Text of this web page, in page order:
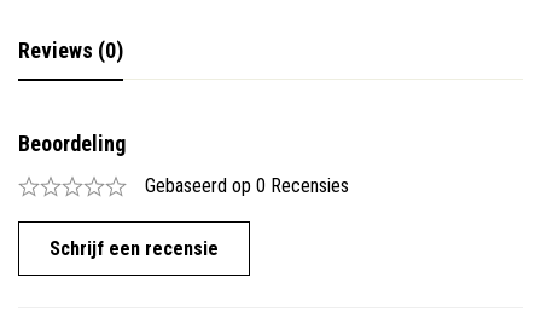
Reviews (0)
Beoordeling
Gebaseerd op 0 Recensies
Schrijf een recensie